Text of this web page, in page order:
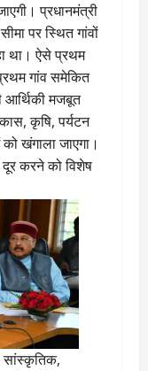
प्रधानमंत्री
पर स्थित गांवों
था। ऐसे प्रथम
गांव समेकित
आर्थिकी मजबूत
कृषि, पर्यटन
खंगाला जाएगा।
दूर करने को विशेष
सांस्कृतिक,